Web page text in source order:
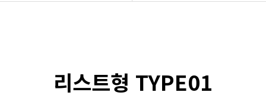
리스트형 TYPE01